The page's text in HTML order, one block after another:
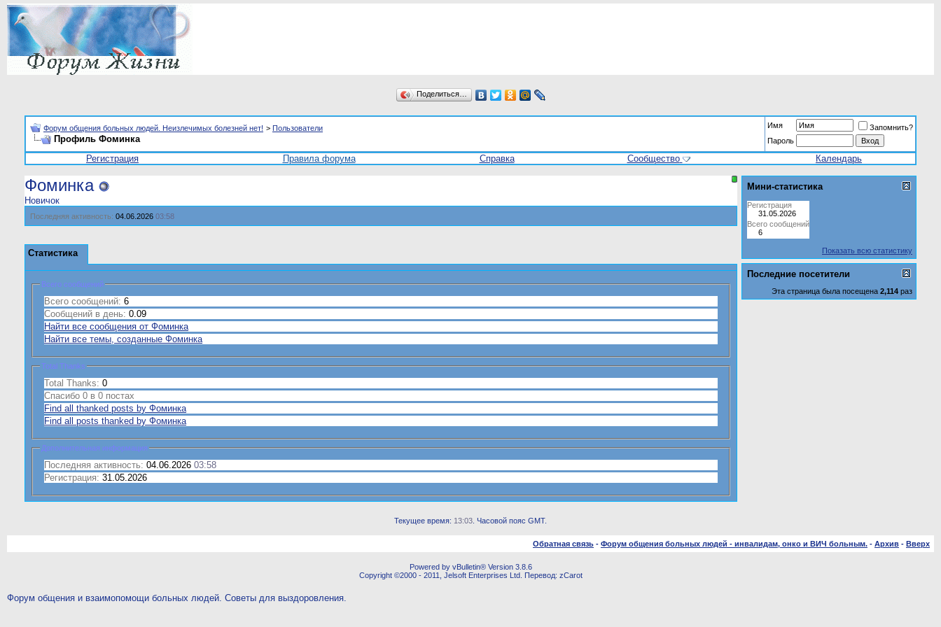
Поделиться…
Форум общения больных людей. Неизлечимых болезней нет! > Пользователи
Профиль Фоминка
Имя
Запомнить?
Пароль
Регистрация Правила форума Справка Сообщество Календарь
Фоминка
Новичок
Последняя активность: 04.06.2026 03:58
Статистика
Всего сообщений
Всего сообщений: 6
Сообщений в день: 0.09
Найти все сообщения от Фоминка
Найти все темы, созданные Фоминка
Total Thanks
Total Thanks: 0
Спасибо 0 в 0 постах
Find all thanked posts by Фоминка
Find all posts thanked by Фоминка
Дополнительная информация
Последняя активность: 04.06.2026 03:58
Регистрация: 31.05.2026
Мини-статистика
Регистрация
31.05.2026
Всего сообщений
6
Показать всю статистику
Последние посетители
Эта страница была посещена 2,114 раз
Текущее время: 13:03 . Часовой пояс GMT.
Обратная связь - Форум общения больных людей - инвалидам, онко и ВИЧ больным. - Архив - Вверх
Powered by vBulletin® Version 3.8.6
Copyright ©2000 - 2011, Jelsoft Enterprises Ltd. Перевод: zCarot
Форум общения и взаимопомощи больных людей. Советы для выздоровления.